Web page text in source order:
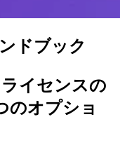
ドブック
イセンスの
のオプショ